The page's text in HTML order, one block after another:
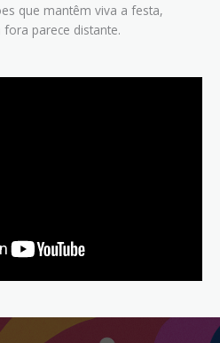
que mantêm viva a festa,
parece distante.